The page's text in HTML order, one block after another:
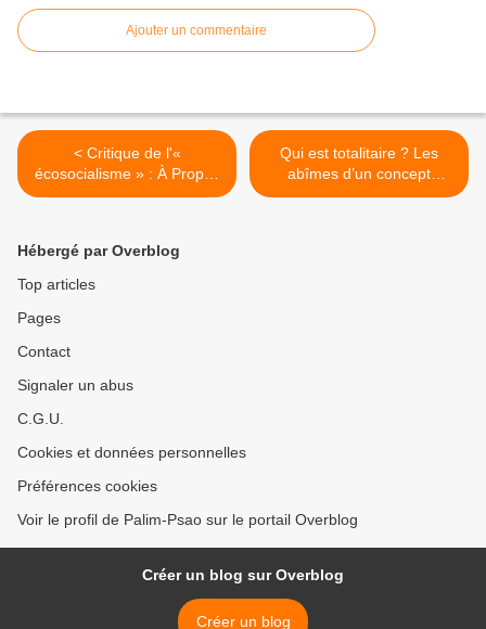
Ajouter un commentaire
< Critique de l'«
écosocialisme » : À Propos
du marxisme traditionnel de
Qui est totalitaire ? Les
abîmes d’un concept
idéologique « à tout faire »,
Hébergé par Overblog
Top articles
Pages
Contact
Signaler un abus
C.G.U.
Cookies et données personnelles
Préférences cookies
Voir le profil de Palim-Psao sur le portail Overblog
Créer un blog sur Overblog
Créer un blog